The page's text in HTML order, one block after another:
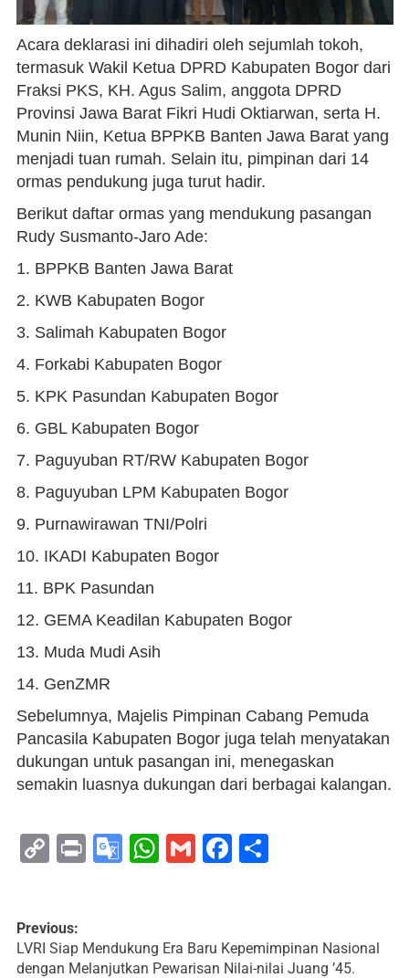
Acara deklarasi ini dihadiri oleh sejumlah tokoh,
termasuk Wakil Ketua DPRD Kabupaten Bogor dari
Fraksi PKS, KH. Agus Salim, anggota DPRD
Provinsi Jawa Barat Fikri Hudi Oktiarwan, serta H.
Munin Niin, Ketua BPPKB Banten Jawa Barat yang
menjadi tuan rumah. Selain itu, pimpinan dari 14
ormas pendukung juga turut hadir.
Berikut daftar ormas yang mendukung pasangan
Rudy Susmanto-Jaro Ade:
1. BPPKB Banten Jawa Barat
2. KWB Kabupaten Bogor
3. Salimah Kabupaten Bogor
4. Forkabi Kabupaten Bogor
5. KPK Pasundan Kabupaten Bogor
6. GBL Kabupaten Bogor
7. Paguyuban RT/RW Kabupaten Bogor
8. Paguyuban LPM Kabupaten Bogor
9. Purnawirawan TNI/Polri
10. IKADI Kabupaten Bogor
11. BPK Pasundan
12. GEMA Keadilan Kabupaten Bogor
13. Muda Mudi Asih
14. GenZMR
Sebelumnya, Majelis Pimpinan Cabang Pemuda
Pancasila Kabupaten Bogor juga telah menyatakan
dukungan untuk pasangan ini, menegaskan
semakin luasnya dukungan dari berbagai kalangan.
CopyPrintGoogle
WhatsApp
GmailFacebook
Previous:
LVRI Siap Mendukung Era Baru Kepemimpinan Nasional
dengan Melanjutkan Pewarisan Nilai-nilai Juang ’45.